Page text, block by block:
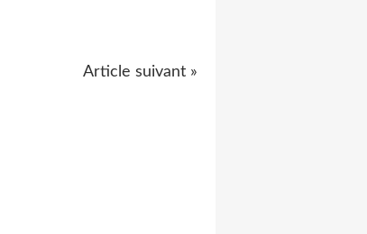
Article suivant »